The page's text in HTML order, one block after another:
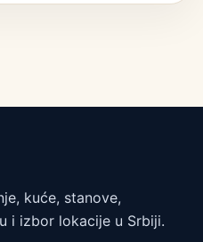
kuće, stanove,
i izbor lokacije u Srbiji.